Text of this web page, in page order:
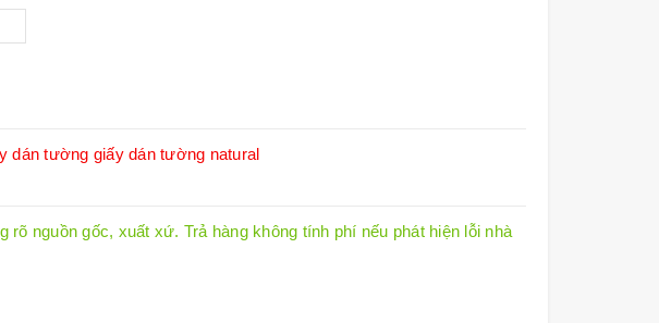
dán tường giấy dán tường natural
rõ nguồn gốc, xuất xứ. Trả hàng không tính phí nếu phát hiện lỗi nhà